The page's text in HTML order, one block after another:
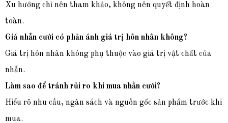
Xu hướng chỉ nên tham khảo, không nên quyết định hoàn
toàn.
Giá nhẫn cưới có phản ánh giá trị hôn nhân không?
Giá trị hôn nhân không phụ thuộc vào giá trị vật chất của
nhẫn.
Làm sao để tránh rủi ro khi mua nhẫn cưới?
Hiểu rõ nhu cầu, ngân sách và nguồn gốc sản phẩm trước khi
mua.